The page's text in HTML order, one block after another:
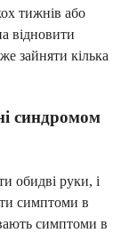
тижнів або
відновити
зайняти кілька
синдромом
обидві руки, і
симптоми в
симптоми в